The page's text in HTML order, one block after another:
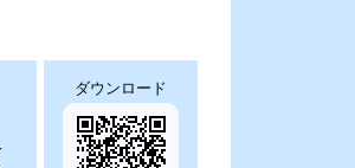
ダウンロード